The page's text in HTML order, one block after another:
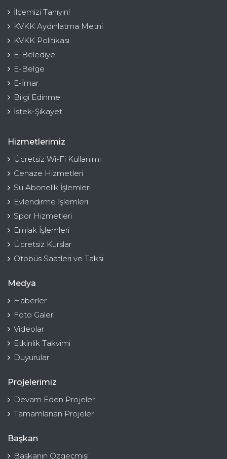
İlçemizi Tanıyın!
KVKK Aydınlatma Metni
KVKK Politikası
E-Belediye
E-Belge
E-İmar
Bilgi Edinme
İstek-Şikayet
Hizmetlerimiz
Ücretsiz Wi-Fi Kullanımı
Cenaze Hizmetleri
Su Abonelik İşlemleri
Evlendirme İşlemleri
Spor Hizmetleri
Emlak İşlemleri
Ücretsiz Kurslar
Otobüs Saatleri ve Taksi
Medya
Haberler
Foto Galeri
Videolar
Etkinlik Takvimi
Duyurular
Projelerimiz
Devam Eden Projeler
Tamamlanan Projeler
Başkan
Başkanın Özgeçmişi